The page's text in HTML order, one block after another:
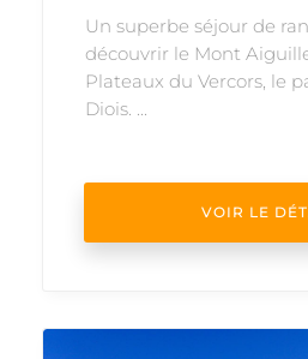
Un superbe séjour de
découvrir le Mont
Plateaux du Vercors, le
Diois. ...
VOIR LE